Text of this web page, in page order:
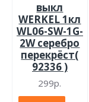
выкл
WERKEL 1кл
WL06-SW-1G-
2W серебро
перекрёст(
92336 )
299р.